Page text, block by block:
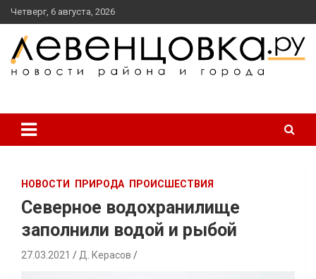
перейти
к
содержанию
Четверг, 6 августа, 2026
НОВОСТИ ПРИРОДА ПРОИСШЕСТВИЯ
Северное водохранилище
заполнили водой и рыбой
27.03.2021 Д. Керасов